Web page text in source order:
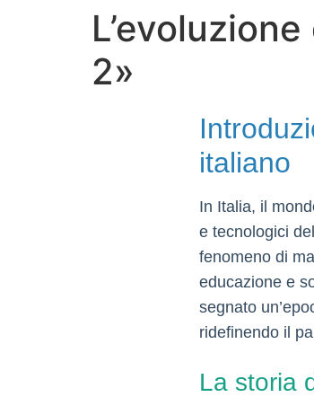
2»
italiano
In Italia, il
e tecnologici
fenomeno di
educazione e
segnato
ridefinendo il
La storia